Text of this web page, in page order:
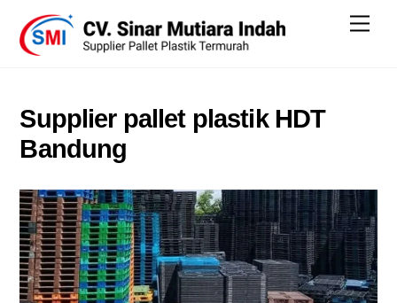
content
Supplier pallet plastik HDT
Bandung